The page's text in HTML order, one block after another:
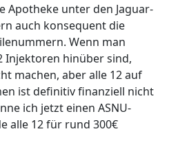
Apotheke unter den Jaguar-
auch konsequent die
Wenn man
Injektoren hinüber sind,
machen, aber alle 12 auf
ist definitiv finanziell nicht
ich jetzt einen ASNU-
alle 12 für rund 300€